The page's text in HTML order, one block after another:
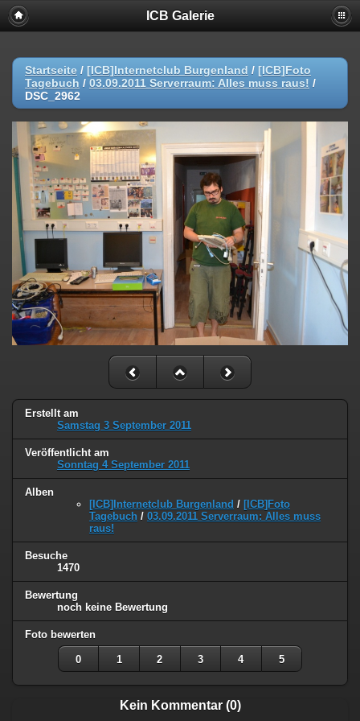
ICB Galerie
Startseite / [ICB]Internetclub Burgenland / [ICB]Foto
Tagebuch / 03.09.2011 Serverraum: Alles muss raus! /
DSC_2962
Erstellt am
Samstag 3 September 2011
Veröffentlicht am
Sonntag 4 September 2011
Alben
[ICB]Internetclub Burgenland / [ICB]Foto
Tagebuch / 03.09.2011 Serverraum: Alles muss
raus!
Besuche
1470
Bewertung
noch keine Bewertung
Foto bewerten
0 1 2 3 4 5
Kein Kommentar (0)